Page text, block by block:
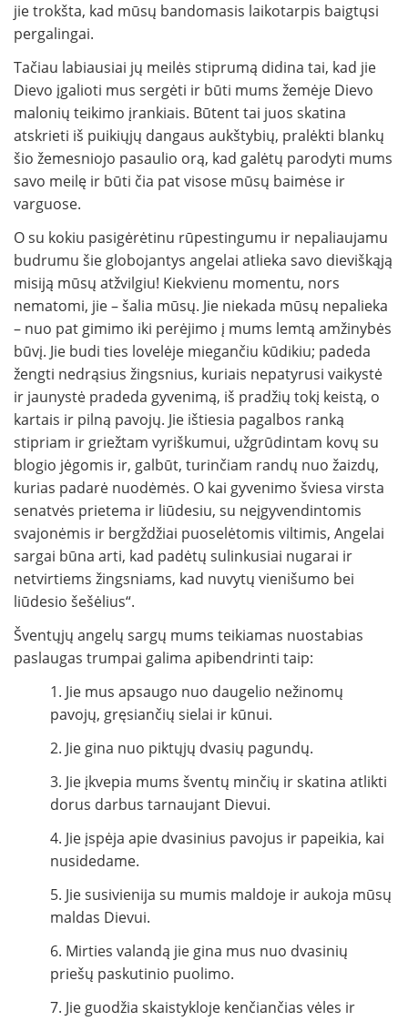
jie trokšta, kad mūsų bandomasis laikotarpis baigtųsi
pergalingai.
Tačiau labiausiai jų meilės stiprumą didina tai, kad jie
Dievo įgalioti mus sergėti ir būti mums žemėje Dievo
malonių teikimo įrankiais. Būtent tai juos skatina
atskrieti iš puikiųjų dangaus aukštybių, pralėkti blankų
šio žemesniojo pasaulio orą, kad galėtų parodyti mums
savo meilę ir būti čia pat visose mūsų baimėse ir
varguose.
O su kokiu pasigėrėtinu rūpestingumu ir nepaliaujamu
budrumu šie globojantys angelai atlieka savo dieviškąją
misiją mūsų atžvilgiu! Kiekvienu momentu, nors
nematomi, jie – šalia mūsų. Jie niekada mūsų nepalieka
– nuo pat gimimo iki perėjimo į mums lemtą amžinybės
būvį. Jie budi ties lovelėje miegančiu kūdikiu; padeda
žengti nedrąsius žingsnius, kuriais nepatyrusi vaikystė
ir jaunystė pradeda gyvenimą, iš pradžių tokį keistą, o
kartais ir pilną pavojų. Jie ištiesia pagalbos ranką
stipriam ir griežtam vyriškumui, užgrūdintam kovų su
blogio jėgomis ir, galbūt, turinčiam randų nuo žaizdų,
kurias padarė nuodėmės. O kai gyvenimo šviesa virsta
senatvės prietema ir liūdesiu, su neįgyvendintomis
svajonėmis ir bergždžiai puoselėtomis viltimis, Angelai
sargai būna arti, kad padėtų sulinkusiai nugarai ir
netvirtiems žingsniams, kad nuvytų vienišumo bei
liūdesio šešėlius“.
Šventųjų angelų sargų mums teikiamas nuostabias
paslaugas trumpai galima apibendrinti taip:
1. Jie mus apsaugo nuo daugelio nežinomų
pavojų, gręsiančių sielai ir kūnui.
2. Jie gina nuo piktųjų dvasių pagundų.
3. Jie įkvepia mums šventų minčių ir skatina atlikti
dorus darbus tarnaujant Dievui.
4. Jie įspėja apie dvasinius pavojus ir papeikia, kai
nusidedame.
5. Jie susivienija su mumis maldoje ir aukoja mūsų
maldas Dievui.
6. Mirties valandą jie gina mus nuo dvasinių
priešų paskutinio puolimo.
7. Jie guodžia skaistykloje kenčiančias vėles ir